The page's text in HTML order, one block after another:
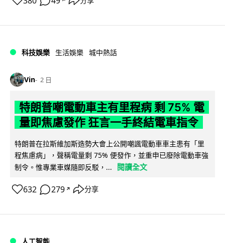
科技娛樂 生活娛樂 城中熱話
Vin 2 日
特朗普嘲電動車主有里程病 剩 75% 電
量即焦慮發作 狂言一手終結電車指令
特朗普在拉斯維加斯造勢大會上公開嘲諷電動車車主患有「里
程焦慮病」，聲稱電量剩 75% 便發作，並重申已廢除電動車強
制令。惟專業車媒隨即反駁，...
閱讀全文
632 279 ↗ 分享